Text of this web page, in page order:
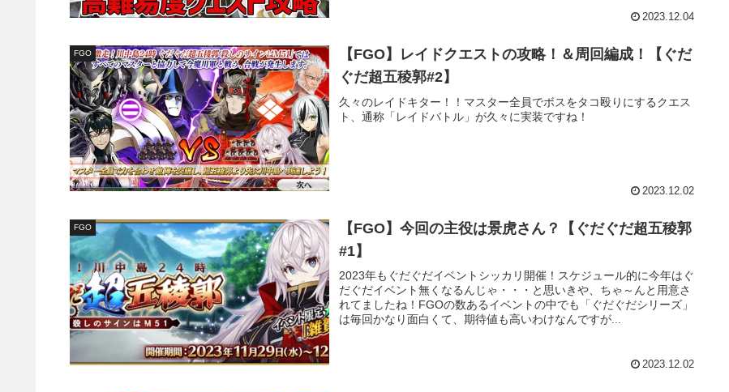
2023.12.04
FGO
【FGO】レイドクエストの攻略！＆周回編成！【ぐだ
ぐだ超五稜郭#2】
久々のレイドキター！！マスター全員でボスをタコ殴りにするクエス
ト、通称「レイドバトル」が久々に実装ですね！
2023.12.02
FGO
【FGO】今回の主役は景虎さん？【ぐだぐだ超五稜郭
#1】
2023年もぐだぐだイベントシッカリ開催！スケジュール的に今年はぐ
だぐだイベント無くなるんじゃ・・・と思いきや、ちゃ～んと用意さ
れてましたね！FGOの数あるイベントの中でも「ぐだぐだシリーズ」
は毎回かなり面白くて、期待値も高いわけなんですが...
2023.12.02